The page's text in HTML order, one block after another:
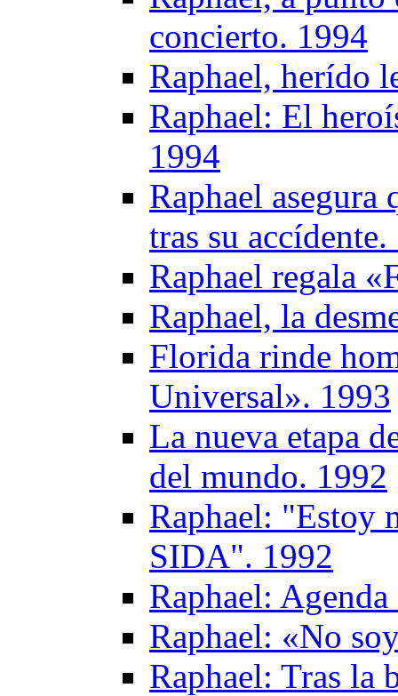
concierto. 1994
Raphael, herído
Raphael: El
1994
Raphael asegura
tras su
Raphael regala
Raphael, la
Florida rinde
Universal». 1993
La nueva etapa
del mundo. 1992
Raphael: "Estoy
SIDA". 1992
Raphael:
Raphael: «No
Raphael: Tras la